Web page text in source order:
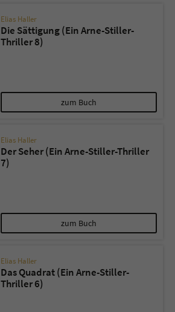
Elias Haller
Die Sättigung (Ein Arne-Stiller-
Thriller 8)
zum Buch
Elias Haller
Der Seher (Ein Arne-Stiller-Thriller
7)
zum Buch
Elias Haller
Das Quadrat (Ein Arne-Stiller-
Thriller 6)